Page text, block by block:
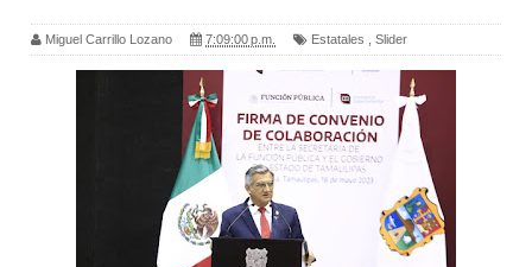
Miguel Carrillo Lozano 7:09:00 p.m. Estatales Slider